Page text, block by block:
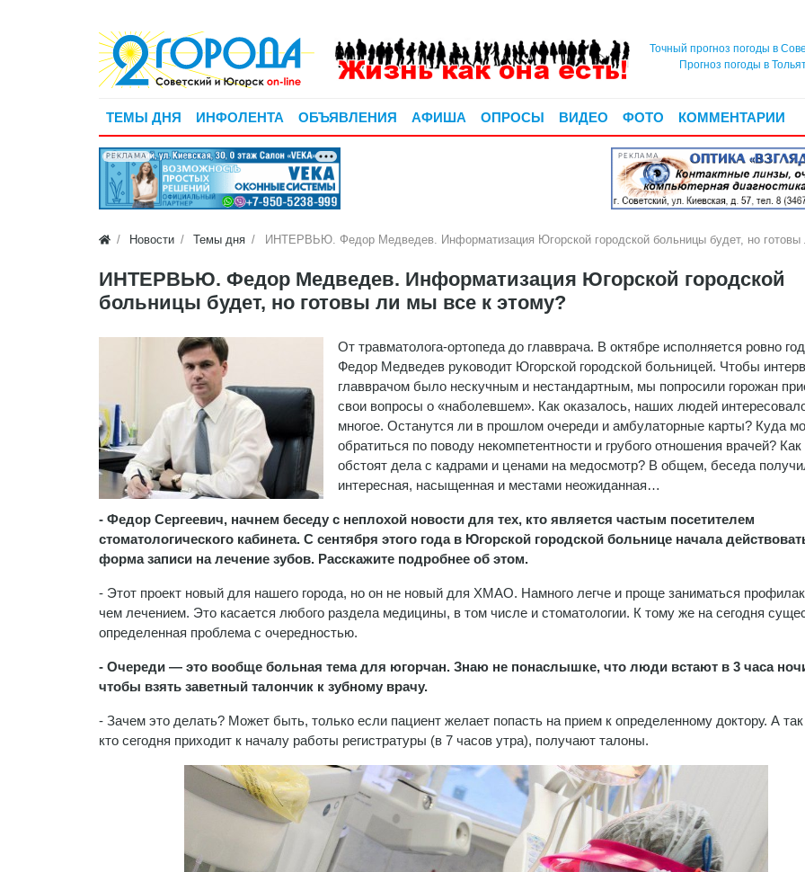
Точный прогноз погоды в
Прогноз погоды в
ТЕМЫ ДНЯ ИНФОЛЕНТА ОБЪЯВЛЕНИЯ АФИША ОПРОСЫ ВИДЕО ФОТО КОММЕНТАРИИ
РЕКЛАМА РЕКЛАМА
Новости Темы дня ИНТЕРВЬЮ. Федор Медведев. Информатизация Югорской городской больницы будет, но готовы
ИНТЕРВЬЮ. Федор Медведев. Информатизация Югорской городской
больницы будет, но готовы ли мы все к этому?
От травматолога-ортопеда до главврача. В октябре исполняется ровно
Федор Медведев руководит Югорской городской больницей. Чтобы
главврачом было нескучным и нестандартным, мы попросили горожан
свои вопросы о «наболевшем». Как оказалось, наших людей
многое. Останутся ли в прошлом очереди и амбулаторные карты? Куда
обратиться по поводу некомпетентности и грубого отношения врачей? Как
обстоят дела с кадрами и ценами на медосмотр? В общем, беседа
интересная, насыщенная и местами неожиданная…
- Федор Сергеевич, начнем беседу с неплохой новости для тех, кто является частым посетителем
стоматологического кабинета. С сентября этого года в Югорской городской больнице начала
форма записи на лечение зубов. Расскажите подробнее об этом.
- Этот проект новый для нашего города, но он не новый для ХМАО. Намного легче и проще заниматься
чем лечением. Это касается любого раздела медицины, в том числе и стоматологии. К тому же на сегодня
определенная проблема с очередностью.
- Очереди — это вообще больная тема для югорчан. Знаю не понаслышке, что люди встают в 3 часа
чтобы взять заветный талончик к зубному врачу.
- Зачем это делать? Может быть, только если пациент желает попасть на прием к определенному доктору. А
кто сегодня приходит к началу работы регистратуры (в 7 часов утра), получают талоны.